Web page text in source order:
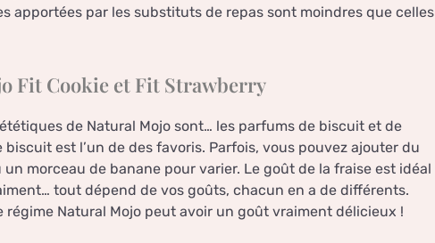
apportées par les substituts de repas sont moindres que celles
Fit Cookie et Fit Strawberry
de Natural Mojo sont… les parfums de biscuit et de
est l’un de des favoris. Parfois, vous pouvez ajouter du
morceau de banane pour varier. Le goût de la fraise est idéal
tout dépend de vos goûts, chacun en a de différents.
régime Natural Mojo peut avoir un goût vraiment délicieux !